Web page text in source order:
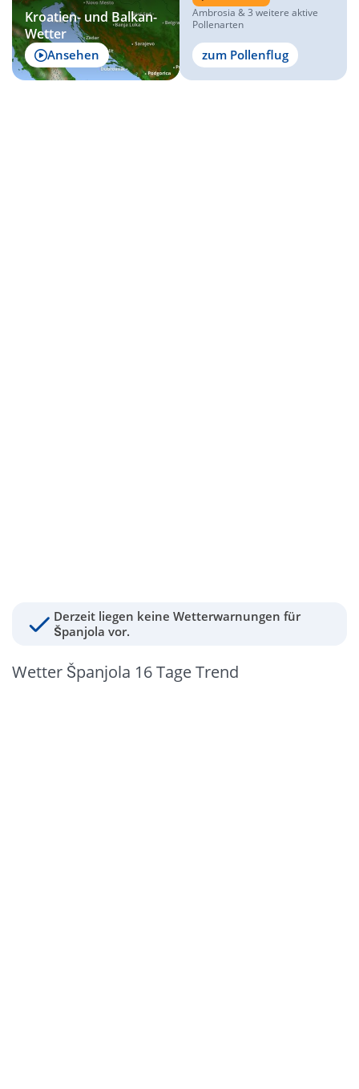
Kroatien- und Balkan-
Wetter
Ansehen
Ambrosia & 3 weitere aktive
Pollenarten
zum Pollenflug
Derzeit liegen keine Wetterwarnungen für
Španjola vor.
Wetter Španjola 16 Tage Trend